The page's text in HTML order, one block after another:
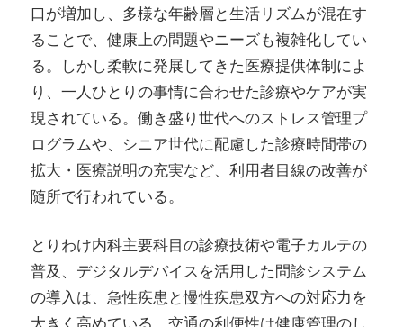
口が増加し、多様な年齢層と生活リズムが混在す
ることで、健康上の問題やニーズも複雑化してい
る。しかし柔軟に発展してきた医療提供体制によ
り、一人ひとりの事情に合わせた診療やケアが実
現されている。働き盛り世代へのストレス管理プ
ログラムや、シニア世代に配慮した診療時間帯の
拡大・医療説明の充実など、利用者目線の改善が
随所で行われている。
とりわけ内科主要科目の診療技術や電子カルテの
普及、デジタルデバイスを活用した問診システム
の導入は、急性疾患と慢性疾患双方への対応力を